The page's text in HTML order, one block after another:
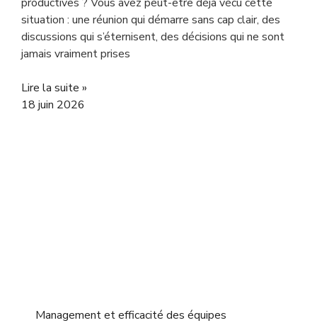
situation : une réunion qui démarre sans cap clair, des
discussions qui s’éternisent, des décisions qui ne sont
jamais vraiment prises
Lire la suite »
18 juin 2026
Management et efficacité des équipes